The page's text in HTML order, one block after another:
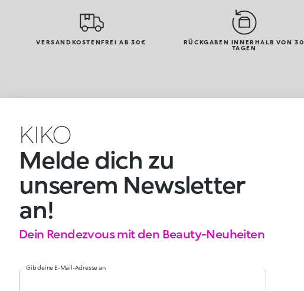
VERSANDKOSTENFREI AB 30€
RÜCKGABEN INNERHALB VON 30
TAGEN
KIKO
Melde dich zu
unserem Newsletter
an!
Dein Rendezvous mit den Beauty-Neuheiten
Gib deine E-Mail-Adresse an